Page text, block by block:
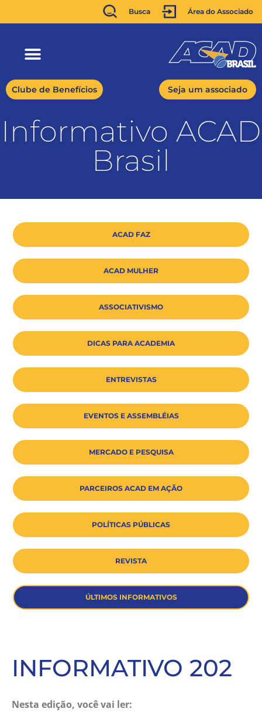
Busca Área do Associado
Clube de Benefícios Seja um associado
Informativo ACAD
Brasil
ACAD FAZ
ACAD MULHER
ASSOCIATIVISMO
DICAS PARA ACADEMIA
ENTREVISTAS
EVENTOS E ASSEMBLÉIAS
MERCADO E PESQUISA
PARCEIROS ACAD EM AÇÃO
POLÍTICAS PÚBLICAS
REVISTA
ÚLTIMOS INFORMATIVOS
INFORMATIVO 202
Nesta edição, você vai ler: